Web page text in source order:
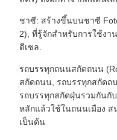
ชาซี: สร้างขึ้นบนชาซี
2), ที่รู้จักสําหรับการใช้งา
ดีเซล.
รถบรรทุกถนนสกัดถนน
สกัดถนน, รถบรรทุกสกัดถ
รถบรรทุกสกัดฝุ่นรวมกันกั
หลักแล้วใช้ในถนนเมือง
เป็นต้น